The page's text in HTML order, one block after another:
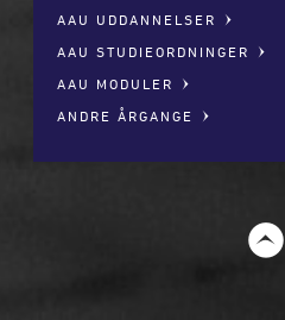
AAU UDDANNELSER
AAU STUDIEORDNINGER
AAU MODULER
ANDRE ÅRGANGE
t